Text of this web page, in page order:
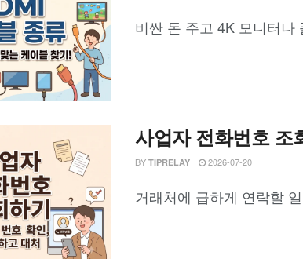
비싼 돈 주고 4K 모니터나
사업자 전화번호 조
BY TIPRELAY 2026-07-20
거래처에 급하게 연락할